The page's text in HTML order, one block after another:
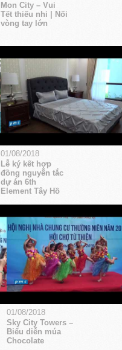
Mon City – Vui
Tết thiếu nhi | Nối
vòng tay lớn
01/08/2018
Lễ ký kết hợp
đồng nguyễn tắc
dự án 6th
Element Tây Hồ
01/08/2018
Sky City Towers –
Biểu diễn múa
Chocolate